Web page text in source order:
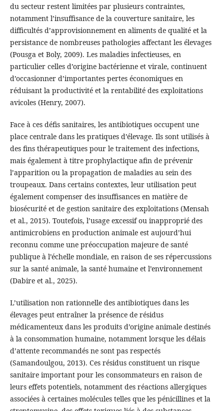
du secteur restent limitées par plusieurs contraintes,
notamment l’insuffisance de la couverture sanitaire, les
difficultés d’approvisionnement en aliments de qualité et la
persistance de nombreuses pathologies affectant les élevages
(Pousga et Boly, 2009). Les maladies infectieuses, en
particulier celles d’origine bactérienne et virale, continuent
d’occasionner d’importantes pertes économiques en
réduisant la productivité et la rentabilité des exploitations
avicoles (Henry, 2007).
Face à ces défis sanitaires, les antibiotiques occupent une
place centrale dans les pratiques d’élevage. Ils sont utilisés à
des fins thérapeutiques pour le traitement des infections,
mais également à titre prophylactique afin de prévenir
l’apparition ou la propagation de maladies au sein des
troupeaux. Dans certains contextes, leur utilisation peut
également compenser des insuffisances en matière de
biosécurité et de gestion sanitaire des exploitations (Mensah
et al., 2015). Toutefois, l’usage excessif ou inapproprié des
antimicrobiens en production animale est aujourd’hui
reconnu comme une préoccupation majeure de santé
publique à l’échelle mondiale, en raison de ses répercussions
sur la santé animale, la santé humaine et l’environnement
(Dabire et al., 2025).
L’utilisation non rationnelle des antibiotiques dans les
élevages peut entraîner la présence de résidus
médicamenteux dans les produits d’origine animale destinés
à la consommation humaine, notamment lorsque les délais
d’attente recommandés ne sont pas respectés
(Samandoulgou, 2013). Ces résidus constituent un risque
sanitaire important pour les consommateurs en raison de
leurs effets potentiels, notamment des réactions allergiques
associées à certaines molécules telles que les pénicillines et la